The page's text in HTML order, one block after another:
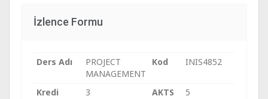
İzlence Formu
Ders Adı
PROJECT
MANAGEMENT
Kod INIS4852
Kredi 3 AKTS
5